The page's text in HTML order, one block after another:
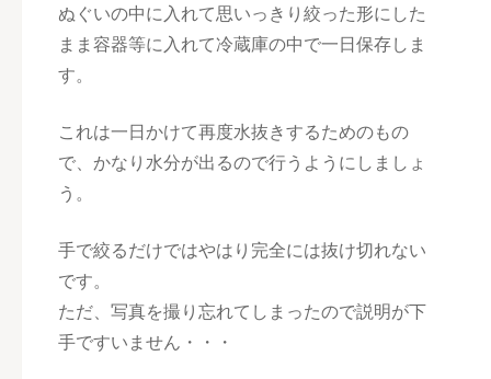
ぬぐいの中に入れて思いっきり絞った形にした
まま容器等に入れて冷蔵庫の中で一日保存しま
す。
これは一日かけて再度水抜きするためのもの
で、かなり水分が出るので行うようにしましょ
う。
手で絞るだけではやはり完全には抜け切れない
です。
ただ、写真を撮り忘れてしまったので説明が下
手ですいません・・・